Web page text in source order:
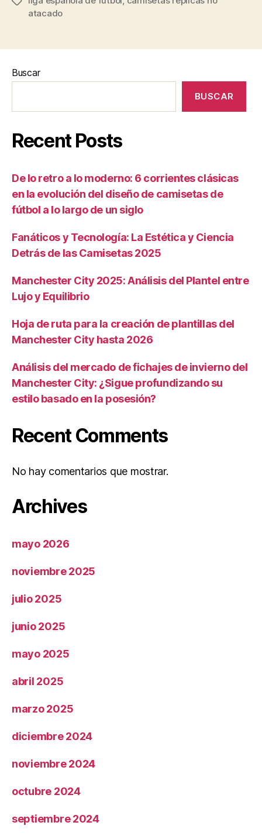
atacado
Buscar
BUSCAR
Recent Posts
De lo retro a lo moderno: 6 corrientes clásicas
en la evolución del diseño de camisetas de
fútbol a lo largo de un siglo
Fanáticos y Tecnología: La Estética y Ciencia
Detrás de las Camisetas 2025
Manchester City 2025: Análisis del Plantel entre
Lujo y Equilibrio
Hoja de ruta para la creación de plantillas del
Manchester City hasta 2026
Análisis del mercado de fichajes de invierno del
Manchester City: ¿Sigue profundizando su
estilo basado en la posesión?
Recent Comments
No hay comentarios que mostrar.
Archives
mayo 2026
noviembre 2025
julio 2025
junio 2025
mayo 2025
abril 2025
marzo 2025
diciembre 2024
noviembre 2024
octubre 2024
septiembre 2024